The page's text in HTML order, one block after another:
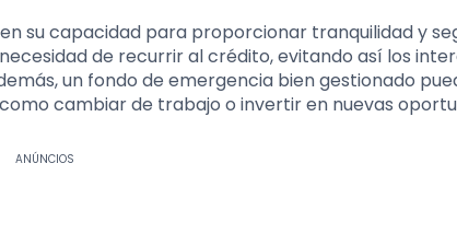
su capacidad para proporcionar tranquilidad y
de recurrir al crédito, evitando así los
un fondo de emergencia bien gestionado
cambiar de trabajo o invertir en nuevas
ANÚNCIOS